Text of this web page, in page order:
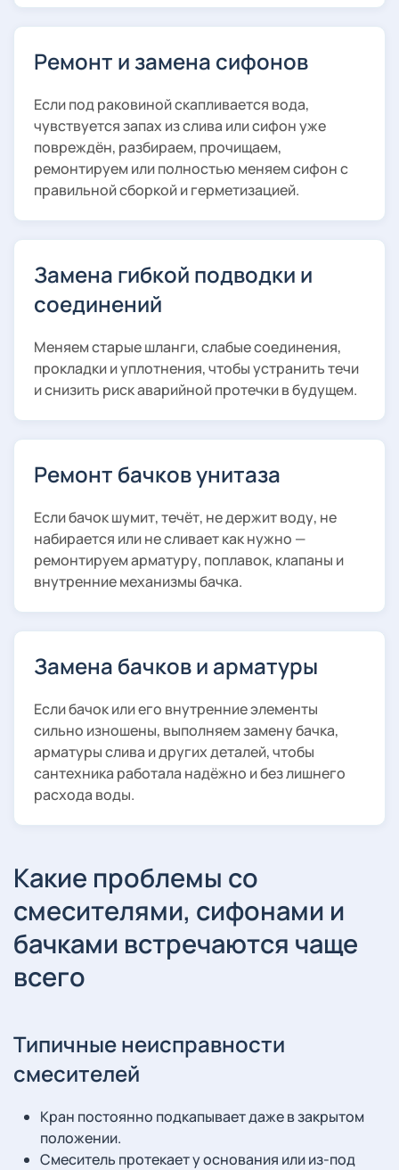
Ремонт и замена сифонов
Если под раковиной скапливается вода,
чувствуется запах из слива или сифон уже
повреждён, разбираем, прочищаем,
ремонтируем или полностью меняем сифон с
правильной сборкой и герметизацией.
Замена гибкой подводки и
соединений
Меняем старые шланги, слабые соединения,
прокладки и уплотнения, чтобы устранить течи
и снизить риск аварийной протечки в будущем.
Ремонт бачков унитаза
Если бачок шумит, течёт, не держит воду, не
набирается или не сливает как нужно —
ремонтируем арматуру, поплавок, клапаны и
внутренние механизмы бачка.
Замена бачков и арматуры
Если бачок или его внутренние элементы
сильно изношены, выполняем замену бачка,
арматуры слива и других деталей, чтобы
сантехника работала надёжно и без лишнего
расхода воды.
Какие проблемы со
смесителями, сифонами и
бачками встречаются чаще
всего
Типичные неисправности
смесителей
Кран постоянно подкапывает даже в закрытом
положении.
Смеситель протекает у основания или из-под